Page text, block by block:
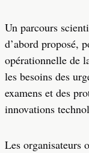
Un parcours
d’abord proposé,
opérationnelle de
les besoins des
examens et des
innovations
Les organisateurs